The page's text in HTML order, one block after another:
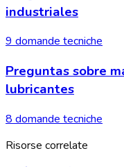
industriales
9 domande tecniche
Preguntas sobre
lubricantes
8 domande tecniche
Risorse correlate